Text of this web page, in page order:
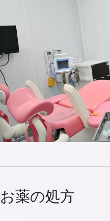
お薬の処方